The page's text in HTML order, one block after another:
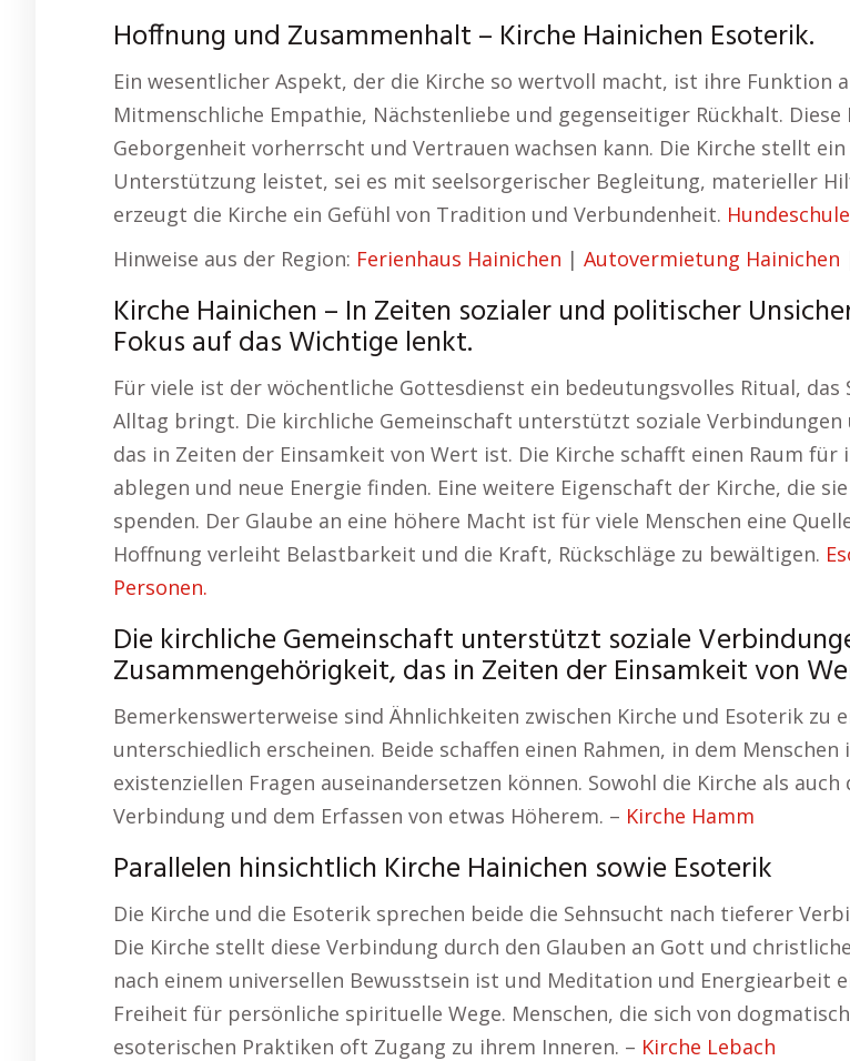
Hoffnung und Zusammenhalt – Kirche Hainichen Esoterik.
Ein wesentlicher Aspekt, der die Kirche so wertvoll macht, ist ihre Funktion
Mitmenschliche Empathie, Nächstenliebe und gegenseitiger Rückhalt.
Geborgenheit vorherrscht und Vertrauen wachsen kann. Die Kirche stellt
Unterstützung leistet, sei es mit seelsorgerischer Begleitung, materieller
erzeugt die Kirche ein Gefühl von Tradition und Verbundenheit.
Hinweise aus der Region: Ferienhaus Hainichen | Autovermietung Hainichen
Kirche Hainichen – In Zeiten sozialer und politischer
Fokus auf das Wichtige lenkt.
Für viele ist der wöchentliche Gottesdienst ein bedeutungsvolles Ritual,
Alltag bringt. Die kirchliche Gemeinschaft unterstützt soziale
das in Zeiten der Einsamkeit von Wert ist. Die Kirche schafft einen Raum
ablegen und neue Energie finden. Eine weitere Eigenschaft der Kirche, die
spenden. Der Glaube an eine höhere Macht ist für viele Menschen eine
Hoffnung verleiht Belastbarkeit und die Kraft, Rückschläge zu bewältigen.
Personen.
Die kirchliche Gemeinschaft unterstützt soziale
Zusammengehörigkeit, das in Zeiten der Einsamkeit von
Bemerkenswerterweise sind Ähnlichkeiten zwischen Kirche und Esoterik zu
unterschiedlich erscheinen. Beide schaffen einen Rahmen, in dem
existenziellen Fragen auseinandersetzen können. Sowohl die Kirche als
Verbindung und dem Erfassen von etwas Höherem. – Kirche Hamm
Parallelen hinsichtlich Kirche Hainichen sowie Esoterik
Die Kirche und die Esoterik sprechen beide die Sehnsucht nach tieferer
Die Kirche stellt diese Verbindung durch den Glauben an Gott und
nach einem universellen Bewusstsein ist und Meditation und Energiearbeit
Freiheit für persönliche spirituelle Wege. Menschen, die sich von
esoterischen Praktiken oft Zugang zu ihrem Inneren. – Kirche Lebach